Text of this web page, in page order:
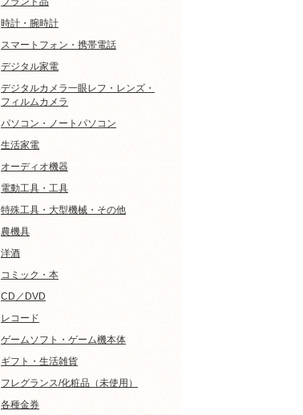
時計・腕時計
スマートフォン・携帯電話
デジタル家電
デジタルカメラ一眼レフ・レンズ・
フィルムカメラ
パソコン・ノートパソコン
生活家電
オーディオ機器
電動工具・工具
特殊工具・大型機械・その他
農機具
洋酒
コミック・本
CD／DVD
レコード
ゲームソフト・ゲーム機本体
ギフト・生活雑貨
フレグランス/化粧品（未使用）
各種金券